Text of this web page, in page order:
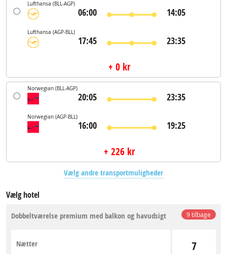
Lufthansa (BLL-AGP)
06:00 14:05
Lufthansa (AGP-BLL)
17:45 23:35
+ 0 kr
Norwegian (BLL-AGP)
20:05 23:35
Norwegian (AGP-BLL)
16:00 19:25
+ 226 kr
Vælg andre transportmuligheder
Vælg hotel
9 tilbage
Dobbeltværelse premium med balkon og havudsigt
7
Nætter